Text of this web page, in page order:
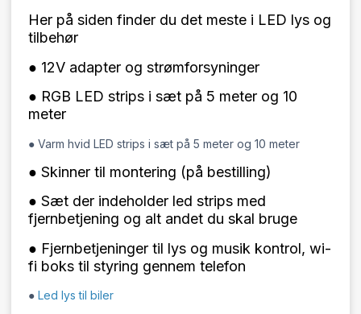
Her på siden finder du det meste i LED lys og
tilbehør
● 12V adapter og strømforsyninger
● RGB LED strips i sæt på 5 meter og 10
meter
● Varm hvid LED strips i sæt på 5 meter og 10 meter
● Skinner til montering (på bestilling)
● Sæt der indeholder led strips med
fjernbetjening og alt andet du skal bruge
● Fjernbetjeninger til lys og musik kontrol, wi-
fi boks til styring gennem telefon
● Led lys til biler